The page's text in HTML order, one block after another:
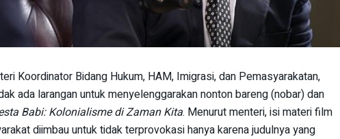
Koordinator Bidang Hukum, HAM, Imigrasi, dan Pemasyarakatan,
ada larangan untuk menyelenggarakan nonton bareng (nobar) dan
Babi: Kolonialisme di Zaman Kita. Menurut menteri, isi materi film
diimbau untuk tidak terprovokasi hanya karena judulnya yang